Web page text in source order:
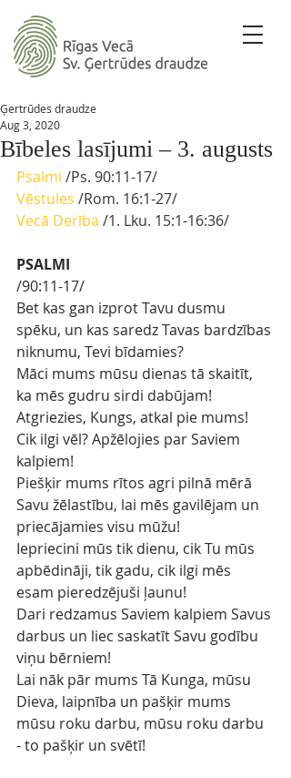
Bībeles lasījumi – 3. augusts
Ģertrūdes draudze
Aug 3, 2020
Psalmi /Ps. 90:11-17/
Vēstules /Rom. 16:1-27/
Vecā Derība /1. Lku. 15:1-16:36/
PSALMI
/90:11-17/
Bet kas gan izprot Tavu dusmu
spēku, un kas saredz Tavas bardzības
niknumu, Tevi bīdamies?
Māci mums mūsu dienas tā skaitīt,
ka mēs gudru sirdi dabūjam!
Atgriezies, Kungs, atkal pie mums!
Cik ilgi vēl? Apžēlojies par Saviem
kalpiem!
Piešķir mums rītos agri pilnā mērā
Savu žēlastību, lai mēs gavilējam un
priecājamies visu mūžu!
Iepriecini mūs tik dienu, cik Tu mūs
apbēdināji, tik gadu, cik ilgi mēs
esam pieredzējuši ļaunu!
Dari redzamus Saviem kalpiem Savus
darbus un liec saskatīt Savu godību
viņu bērniem!
Lai nāk pār mums Tā Kunga, mūsu
Dieva, laipnība un pašķir mums
mūsu roku darbu, mūsu roku darbu
- to pašķir un svētī!